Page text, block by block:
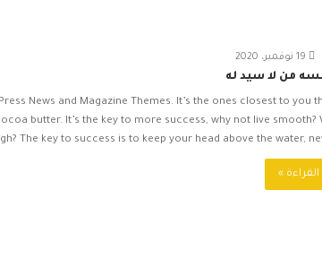
19 نوفمبر، 2020
من لا سيد له
News and Magazine Themes. It’s the ones closest to you
butter. It’s the key to more success, why not live smooth?
The key to success is to keep your head above the water,
»